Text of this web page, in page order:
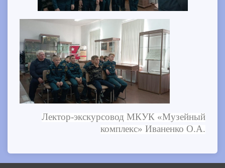
Лектор-экскурсовод МКУК «Музейный
комплекс» Иваненко О.А.